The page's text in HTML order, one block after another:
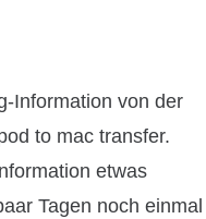
Information von der
to mac transfer.
etwas
Tagen noch einmal